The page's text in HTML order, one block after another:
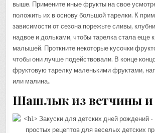
выше. Примените иные фрукты на свое
положить их в основу большой тарелки. К
зависимости от сезона порежьте сливы,
надвое и дольками, чтобы тарелка стала еще
малышей. Проткните некоторые кусочки
чтобы они лучше подействовали. В конце
фруктовую тарелку маленькими фруктами,
или малина..
Шашлык из ветчины и